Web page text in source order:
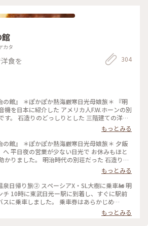
られた 地元のみなさんおすすめのオムライ
した😊 待つこと１時間30分、、
わってきました！ 生いちごや中には
いたりと ボリューミーでおなかいっぱいにな
#いちご #松月氷室 #日光
カタ
食を 304
の館』 ＊ぽかぽか熱海厳寒日光母娘旅＊ 『明
機を日本に紹介した アメリカ人F.W.ホーンの別
す。 石造りのどっしりとした 三階建ての洋館
面の格子窓や アンティークの家具など 気品溢
・ 娘はロールキャベツを選びました💚 素敵ユ
し上がって 超巨大とのことだったので すごい
と 伝えましたが スープ・サラダ・デザートだ
りましたが 私と同じセットにしました。 する
ロールキャベツの 大きさにびっくりΣ(°д°ﾉ)ﾉ
の 超巨大ロールキャベツ❗️💦 直径30cmの大皿
想定外の大きさ😂 ライスのお皿と比べても 大
思います！ トマトソースもなみなみと🍅 外国
ているのか どう考えても大きすぎます💦 単品
という量に 前菜やポタージュもすごい量 湯
くて 食べ応えがありました！ 娘も頑張ってま
もっとみる
の館』 ＊ぽかぽか熱海厳寒日光母娘旅＊ 夕飯
へ 平日夜の営業が少ない日光で お休みもほと
かりました。 明治時代の別荘だった 石造りの
ダンで 明治を代表する建物です✨ 私はカニク
と 前菜・スープ・サラダ・デザートの セット
ーモンのマリネ カボチャのポタージュ 湯波と
どれもボリュームたっぷり✨ 私はライスを半
したが 普通くらいの量で、はて•́ω•̀)? 娘がそれ
と娘のライスが大盛りでした🤣 外国人向けな
が多かったです💦 湯波で干瓢と野菜を巻いた
もっとみる
泉日帰り旅② スペーシアX・SL大樹に乗車🚂 明
ぐに駅前
スに乗車しました。 乗車券はあらかじめ
」（※）を購入しているので降車時にスマホで
からは目指すは「明治の
もっとみる